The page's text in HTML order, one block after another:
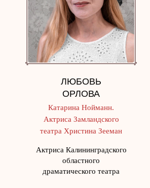
ЛЮБОВЬ
ОРЛОВА
Катарина Нойманн.
Актриса Замландского
театра Христина Зееман
Актриса Калининградского
областного
драматического театра